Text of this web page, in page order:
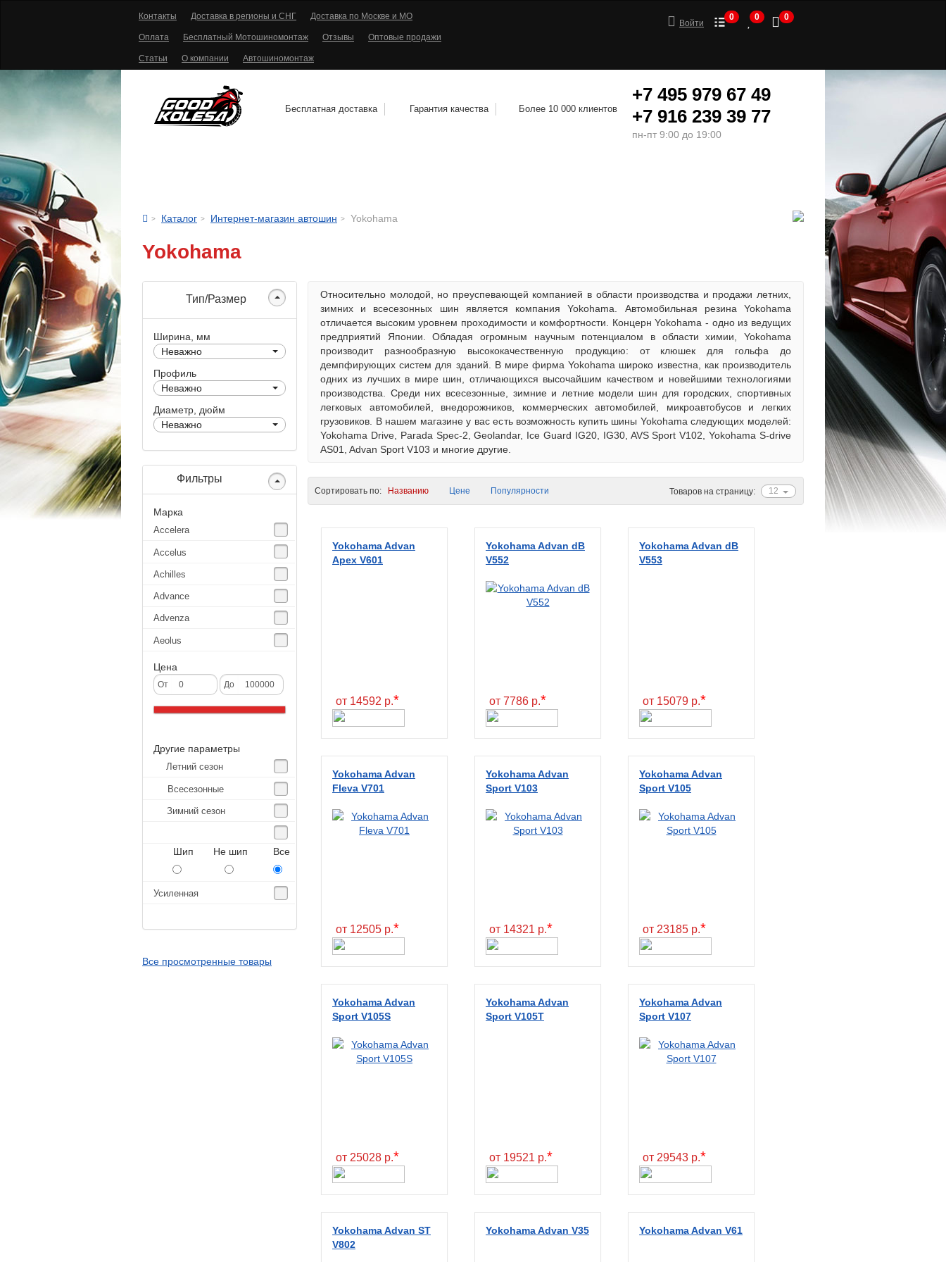
Контакты Доставка в регионы и СНГ Доставка по Москве и МО
Оплата Бесплатный Мотошиномонтаж Отзывы Оптовые продажи
Статьи О компании Автошиномонтаж
Войти
0 0 0
Бесплатная доставка Гарантия качества Более 10 000 клиентов
+7 495 979 67 49
+7 916 239 39 77
пн-пт 9:00 до 19:00
Каталог Интернет-магазин автошин Yokohama
Yokohama
Тип/Размер
Ширина, мм
Неважно
Профиль
Неважно
Диаметр, дюйм
Неважно
Фильтры
Марка
Accelera
Accelus
Achilles
Advance
Advenza
Aeolus
Agate
Agrica
Alliance
Altura
Amberstone
Amtel
Anjie
Aplus
Цена
От До
Другие параметры
Летний сезон
Всесезонные
Зимний сезон
Шип Не шип Все
Усиленная
Все просмотренные товары
Относительно молодой, но преуспевающей компанией в области производства и продажи летних,
зимних и всесезонных шин является компания Yokohama. Автомобильная резина Yokohama
отличается высоким уровнем проходимости и комфортности. Концерн Yokohama - одно из ведущих
предприятий Японии. Обладая огромным научным потенциалом в области химии, Yokohama
производит разнообразную высококачественную продукцию: от клюшек для гольфа до
демпфирующих систем для зданий. В мире фирма Yokohama широко известна, как производитель
одних из лучших в мире шин, отличающихся высочайшим качеством и новейшими технологиями
производства. Среди них всесезонные, зимние и летние модели шин для городских, спортивных
легковых автомобилей, внедорожников, коммерческих автомобилей, микроавтобусов и легких
грузовиков. В нашем магазине у вас есть возможность купить шины Yokohama следующих моделей:
Yokohama Drive, Parada Spec-2, Geolandar, Ice Guard IG20, IG30, AVS Sport V102, Yokohama S-drive
AS01, Advan Sport V103 и многие другие.
12
Товаров на страницу:
Сортировать по: Названию Цене Популярности
Yokohama Advan
Apex V601
от 14592 р.*
Yokohama Advan dB
V552
от 7786 р.*
Yokohama Advan dB
V553
от 15079 р.*
Yokohama Advan
Fleva V701
от 12505 р.*
Yokohama Advan
Sport V103
от 14321 р.*
Yokohama Advan
Sport V105
от 23185 р.*
Yokohama Advan
Sport V105S
от 25028 р.*
Yokohama Advan
Sport V105T
от 19521 р.*
Yokohama Advan
Sport V107
от 29543 р.*
Yokohama Advan ST
V802
Yokohama Advan V35 Yokohama Advan V61